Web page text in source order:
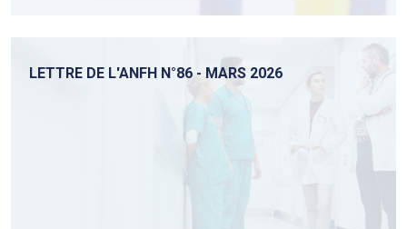
LETTRE DE L'ANFH N°86 - MARS 2026